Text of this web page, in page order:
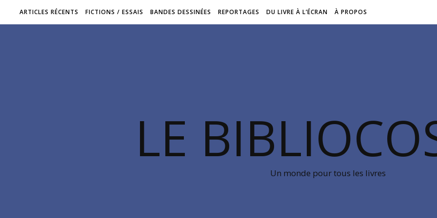
ARTICLES RÉCENTS FICTIONS / ESSAIS BANDES DESSINÉES REPORTAGES DU LIVRE À L’ÉCRAN À PROPOS
LE
Un monde pour tous les livres